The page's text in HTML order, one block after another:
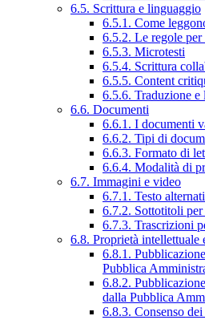
6.5. Scrittura e linguaggio
6.5.1. Come
6.5.2. Le regole
6.5.3. Microtesti
6.5.4. Scrittura
6.5.5. Content
6.5.6. Traduzione e
6.6. Documenti
6.6.1. I documenti
6.6.2. Tipi di
6.6.3. Formato di
6.6.4. Modalità di
6.7. Immagini e video
6.7.1. Testo
6.7.2. Sottotitoli
6.7.3. Trascrizioni
6.8. Proprietà intellettuale
6.8.1.
Pubblica
6.8.2.
dalla Pubblica
6.8.3. Consenso